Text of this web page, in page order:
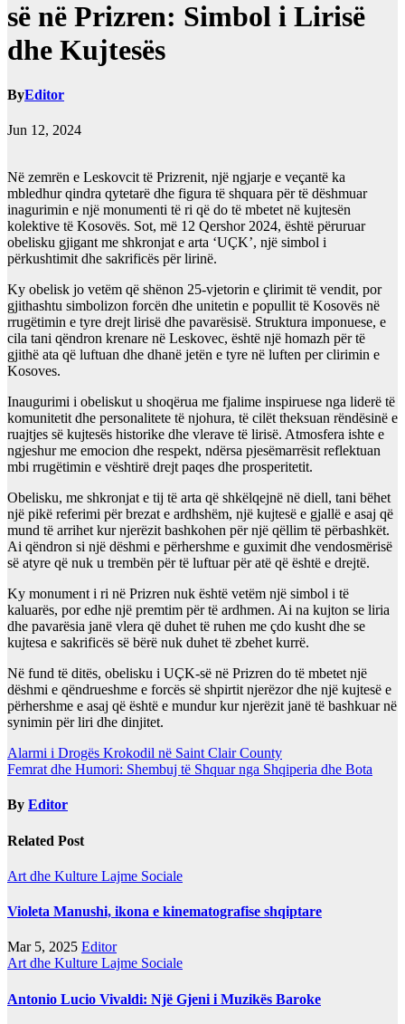
së në Prizren: Simbol i Lirisë
dhe Kujtesës
ByEditor
Jun 12, 2024
Në zemrën e Leskovcit të Prizrenit, një ngjarje e veçantë ka
mbledhur qindra qytetarë dhe figura të shquara për të dëshmuar
inagurimin e një monumenti të ri që do të mbetet në kujtesën
kolektive të Kosovës. Sot, më 12 Qershor 2024, është përuruar
obelisku gjigant me shkronjat e arta ‘UÇK’, një simbol i
përkushtimit dhe sakrificës për lirinë.
Ky obelisk jo vetëm që shënon 25-vjetorin e çlirimit të vendit, por
gjithashtu simbolizon forcën dhe unitetin e popullit të Kosovës në
rrugëtimin e tyre drejt lirisë dhe pavarësisë. Struktura imponuese, e
cila tani qëndron krenare në Leskovec, është një homazh për të
gjithë ata që luftuan dhe dhanë jetën e tyre në luften per clirimin e
Kosoves.
Inaugurimi i obeliskut u shoqërua me fjalime inspiruese nga liderë të
komunitetit dhe personalitete të njohura, të cilët theksuan rëndësinë e
ruajtjes së kujtesës historike dhe vlerave të lirisë. Atmosfera ishte e
ngjeshur me emocion dhe respekt, ndërsa pjesëmarrësit reflektuan
mbi rrugëtimin e vështirë drejt paqes dhe prosperitetit.
Obelisku, me shkronjat e tij të arta që shkëlqejnë në diell, tani bëhet
një pikë referimi për brezat e ardhshëm, një kujtesë e gjallë e asaj që
mund të arrihet kur njerëzit bashkohen për një qëllim të përbashkët.
Ai qëndron si një dëshmi e përhershme e guximit dhe vendosmërisë
së atyre që nuk u trembën për të luftuar për atë që është e drejtë.
Ky monument i ri në Prizren nuk është vetëm një simbol i të
kaluarës, por edhe një premtim për të ardhmen. Ai na kujton se liria
dhe pavarësia janë vlera që duhet të ruhen me çdo kusht dhe se
kujtesa e sakrificës së bërë nuk duhet të zbehet kurrë.
Në fund të ditës, obelisku i UÇK-së në Prizren do të mbetet një
dëshmi e qëndrueshme e forcës së shpirtit njerëzor dhe një kujtesë e
përhershme e asaj që është e mundur kur njerëzit janë të bashkuar në
synimin për liri dhe dinjitet.
Post
navigation
Alarmi i Drogës Krokodil në Saint Clair County
Femrat dhe Humori: Shembuj të Shquar nga Shqiperia dhe Bota
By Editor
Related Post
Art dhe Kulture Lajme Sociale
Violeta Manushi, ikona e kinematografise shqiptare
Mar 5, 2025 Editor
Art dhe Kulture Lajme Sociale
Antonio Lucio Vivaldi: Një Gjeni i Muzikës Baroke